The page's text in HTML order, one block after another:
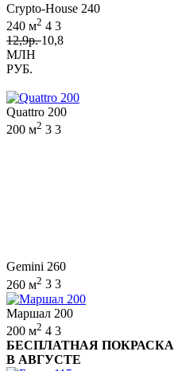
Crypto-House 240
240 м2 4 3
12,9р.10,8
МЛН
РУБ.
Quattro 200
200 м2 3 3
Gemini 260
260 м2 3 3
Маршал 200
200 м2 4 3
БЕСПЛАТНАЯ ПОКРАСКА
В АВГУСТЕ